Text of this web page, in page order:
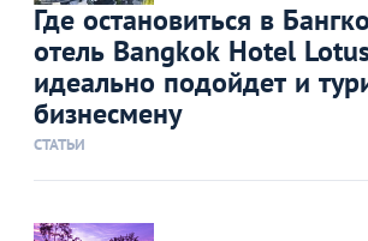
Где остановиться в
отель Bangkok Hotel
идеально подойдет и
бизнесмену
СТАТЬИ